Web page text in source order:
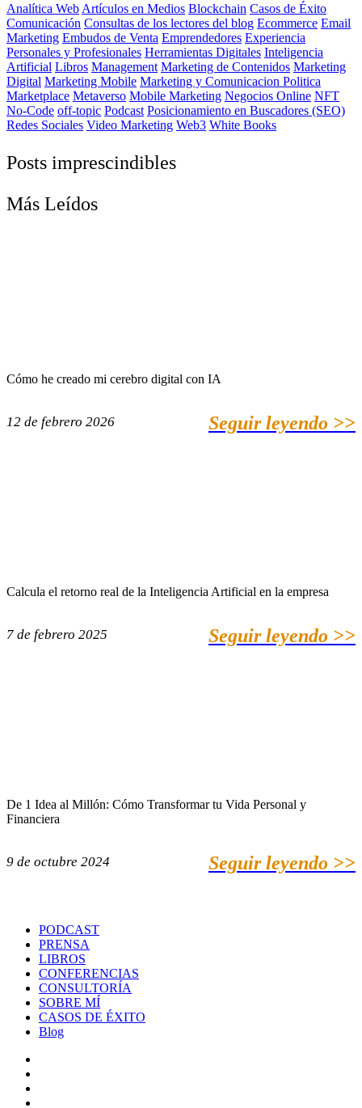
Analítica Web Artículos en Medios Blockchain Casos de Éxito
Comunicación Consultas de los lectores del blog Ecommerce Email
Marketing Embudos de Venta Emprendedores Experiencia
Personales y Profesionales Herramientas Digitales Inteligencia
Artificial Libros Management Marketing de Contenidos Marketing
Digital Marketing Mobile Marketing y Comunicacion Politica
Marketplace Metaverso Mobile Marketing Negocios Online NFT
No-Code off-topic Podcast Posicionamiento en Buscadores (SEO)
Redes Sociales Video Marketing Web3 White Books
Posts imprescindibles
Más Leídos
Cómo he creado mi cerebro digital con IA
12 de febrero 2026 Seguir leyendo >>
Calcula el retorno real de la Inteligencia Artificial en la empresa
7 de febrero 2025 Seguir leyendo >>
De 1 Idea al Millón: Cómo Transformar tu Vida Personal y
Financiera
9 de octubre 2024 Seguir leyendo >>
PODCAST
PRENSA
LIBROS
CONFERENCIAS
CONSULTORÍA
SOBRE MÍ
CASOS DE ÉXITO
Blog